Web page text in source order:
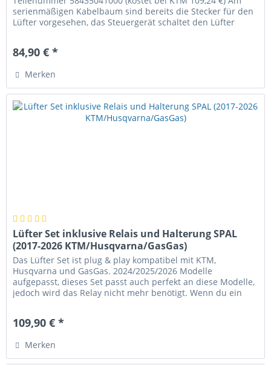
serienmäßigen Kabelbaum sind bereits die Stecker für den
Lüfter vorgesehen, das Steuergerät schaltet den Lüfter
84,90 € *
Merken
Lüfter Set inklusive Relais und Halterung SPAL
(2017-2026 KTM/Husqvarna/GasGas)
Das Lüfter Set ist plug & play kompatibel mit KTM,
Husqvarna und GasGas. 2024/2025/2026 Modelle
aufgepasst, dieses Set passt auch perfekt an diese Modelle,
jedoch wird das Relay nicht mehr benötigt. Wenn du ein
109,90 € *
Merken